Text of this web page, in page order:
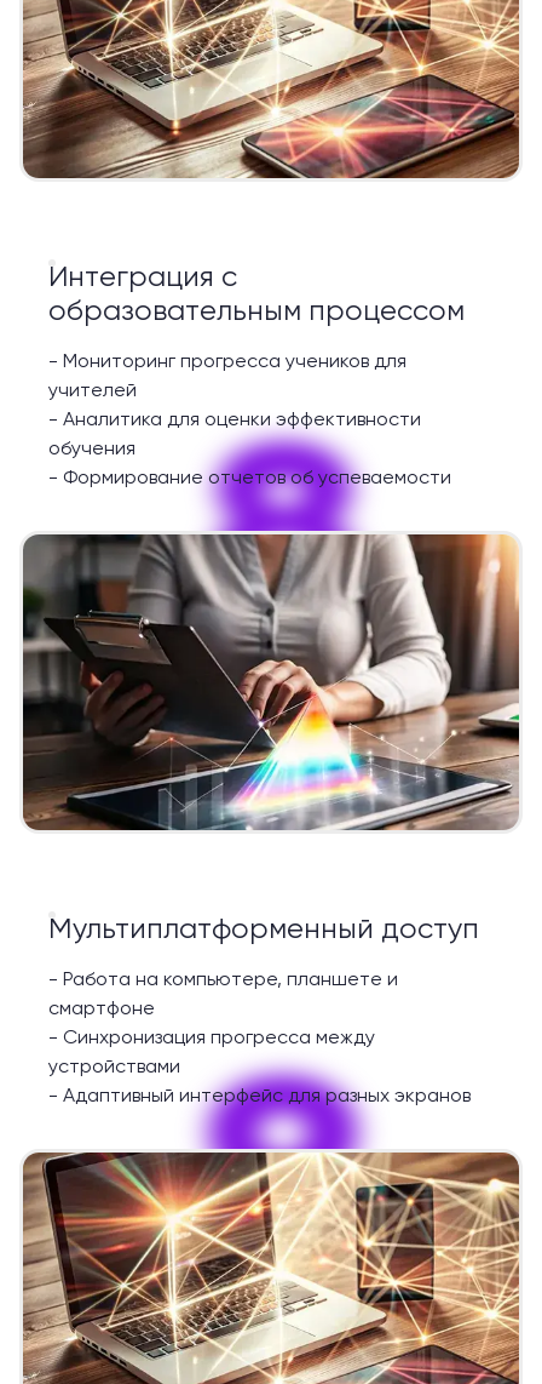
8
Интеграция с
образовательным процессом
- Мониторинг прогресса учеников для
учителей
- Аналитика для оценки эффективности
обучения
- Формирование отчетов об успеваемости
9
Мультиплатформенный доступ
- Работа на компьютере, планшете и
смартфоне
- Синхронизация прогресса между
устройствами
- Адаптивный интерфейс для разных экранов